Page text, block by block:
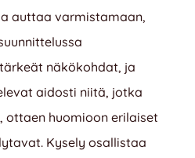
auttaa varmistamaan,
näkökohdat, ja
aidosti niitä, jotka
ottaen huomioon erilaiset
Kysely osallistaa